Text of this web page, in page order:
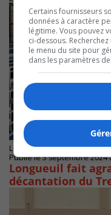
LONGUEUIL
Publié le 3 septembre 2024
Longueuil fait
décantation du
Certains fournisseurs
données à caractère
légitime. Vous pouvez
ci-dessous.
le menu du site pour
dans les paramètres